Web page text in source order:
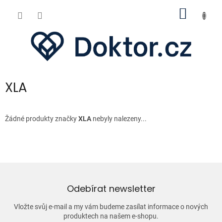
XLA
Žádné produkty značkyXLAnebyly nalezeny...
Odebírat newsletter
Vložte svůj e-mail a my vám budeme zasílat informace o nových
produktech na našem e-shopu.